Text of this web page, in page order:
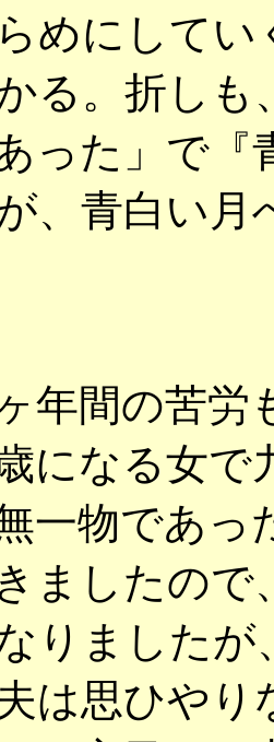
めにして
る。折しも
った」で『
、青白い
ヶ年間の苦
になる女で
一物であっ
ましたので
りました
は思ひやり